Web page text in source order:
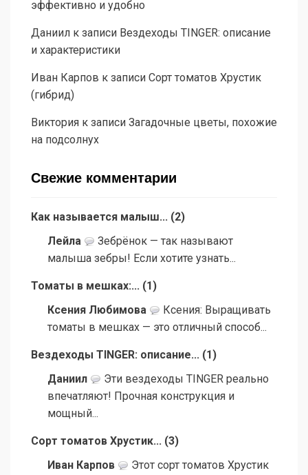
эффективно и удобно
Даниил к записи Вездеходы TINGER: описание
и характеристики
Иван Карпов к записи Сорт томатов Хрустик
(гибрид)
Виктория к записи Загадочные цветы, похожие
на подсолнух
Свежие комментарии
Как называется малыш... (2)
Лейла
Зебрёнок — так называют
малыша зебры! Если хотите узнать...
Томаты в мешках:... (1 )
Ксения Любимова
Ксения: Выращивать
томаты в мешках — это отличный способ...
Вездеходы TINGER: описание... (1 )
Даниил
Эти вездеходы TINGER реально
впечатляют! Прочная конструкция и
мощный...
Сорт томатов Хрустик... (3)
Иван Карпов
Этот сорт томатов Хрустик